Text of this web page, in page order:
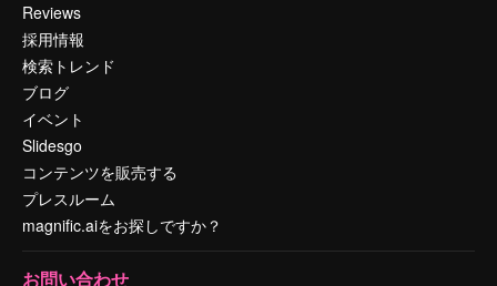
Reviews
採用情報
検索トレンド
ブログ
イベント
Slidesgo
コンテンツを販売する
プレスルーム
magnific.aiをお探しですか？
お問い合わせ